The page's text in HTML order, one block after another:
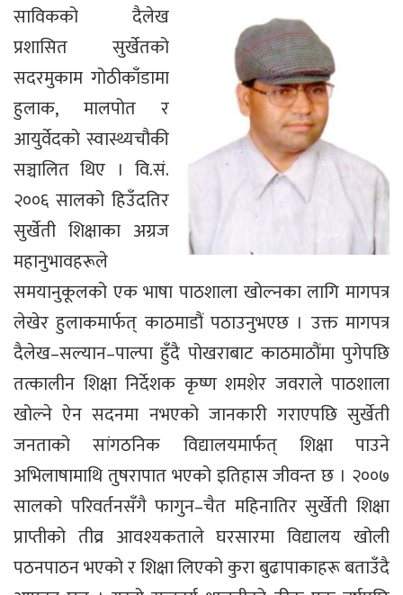
साविकको दैलेख
प्रशासित सुर्खेतको
सदरमुकाम गोठीकाँडामा
हुलाक, मालपोत र
आयुर्वेदको स्वास्थ्यचौकी
सञ्चालित थिए । वि.सं.
२००६ सालको हिउँदतिर
सुर्खेती शिक्षाका अग्रज
महानुभावहरूले
समयानुकूलको एक भाषा पाठशाला खोल्नका लागि मागपत्र
लेखेर हुलाकमार्फत् काठमाडौं पठाउनुभएछ । उक्त मागपत्र
दैलेख–सल्यान–पाल्पा हुँदै पोखराबाट काठमाठौंमा पुगेपछि
तत्कालीन शिक्षा निर्देशक कृष्ण शमशेर जवराले पाठशाला
खोल्ने ऐन सदनमा नभएको जानकारी गराएपछि सुर्खेती
जनताको सांगठनिक विद्यालयमार्फत् शिक्षा पाउने
अभिलाषामाथि तुषरापात भएको इतिहास जीवन्त छ । २००७
सालको परिवर्तनसँगै फागुन–चैत महिनातिर सुर्खेती शिक्षा
प्राप्तीको तीव्र आवश्यकताले घरसारमा विद्यालय खोली
पठनपाठन भएको र शिक्षा लिएको कुरा बुढापाकाहरू बताउँदै